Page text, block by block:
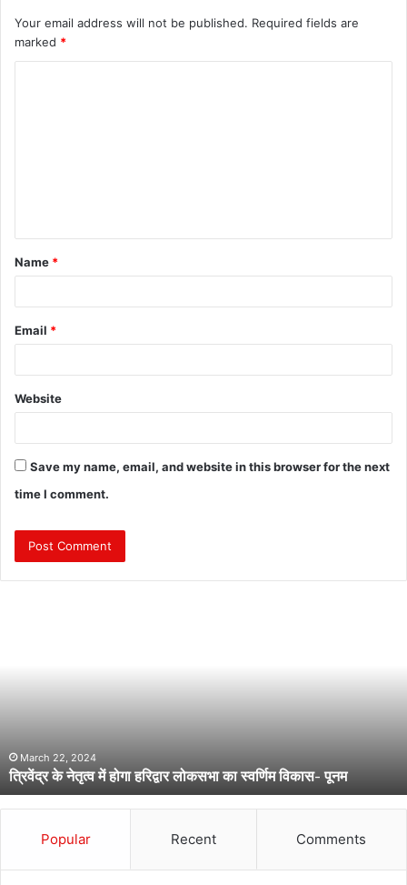
Your email address will not be published. Required fields are
marked *
t
*
Name *
Email *
Website
Save my name, email, and website in this browser for the next
time I comment.
गा
ह
रि
लो
March 22, 2024
त्रिवेंद्र के नेतृत्व में होगा हरिद्वार लोकसभा का स्वर्णिम विकास- पूनम
Popular Recent Comments